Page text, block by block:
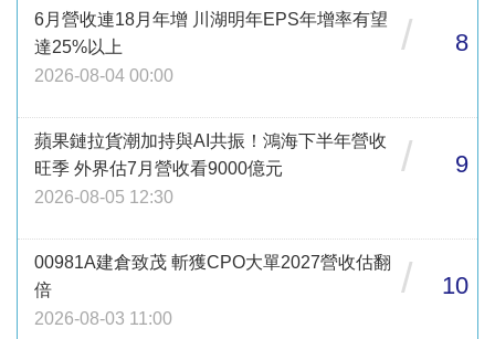
6月營收連18月年增 川湖明年EPS年增率有望
達25%以上
2026-08-04 00:00
/ 8
蘋果鏈拉貨潮加持與AI共振！鴻海下半年營收
旺季 外界估7月營收看9000億元
2026-08-05 12:30
/ 9
00981A建倉致茂 斬獲CPO大單2027營收估翻
倍
2026-08-03 11:00
/ 10